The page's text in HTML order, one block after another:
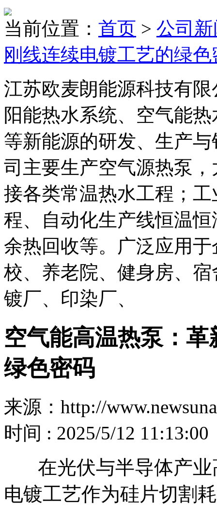
当前位置： 首页 > 公司
刚线连续电镀工艺的绿色
江苏欧麦朗能源科技有
阳能热水系统、空气能
等新能源的研发、生产
司主要生产空气源热泵
接各类常温热水工程；
程、自动化生产线恒温
余热回收等。广泛应用
校、养老院、健身房、
镀厂、印染厂、
空气能高温热泵：
绿色密码
来源：http://
时间 : 2025/5/12 11:13:00
在光伏与半导体产业
电镀工艺作为硅片切割